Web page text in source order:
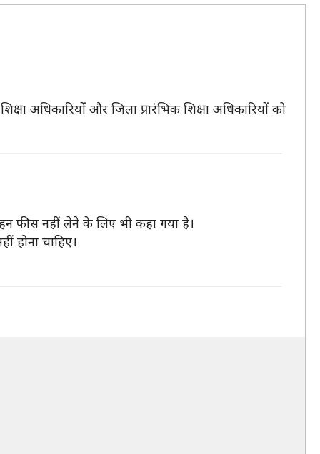
अधिकारियों और जिला प्रारंभिक शिक्षा अधिकारियों को
फीस नहीं लेने के लिए भी कहा गया है।
होना चाहिए।